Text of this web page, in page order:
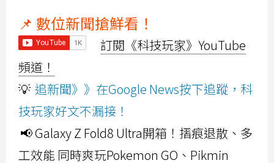
📌 數位新聞搶鮮看！
訂閱《科技玩家》YouTube
頻道！
💡 追新聞》》在Google News按下追蹤，科
技玩家好文不漏接！
📢 Galaxy Z Fold8 Ultra開箱！摺痕退散、多
工效能 同時爽玩Pokemon GO、Pikmin